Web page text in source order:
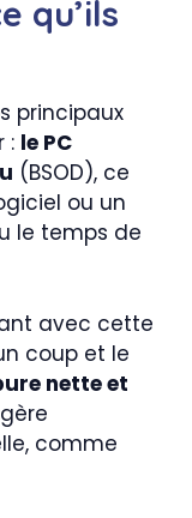
qu’ils
principaux
: le PC
(BSOD), ce
ou un
le temps de
avec cette
coup et le
nette et
comme